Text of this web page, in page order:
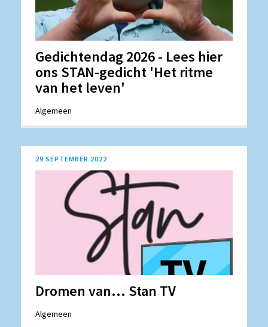
Gedichtendag 2026 - Lees hier
ons STAN-gedicht 'Het ritme
van het leven'
Algemeen
29 SEPTEMBER 2022
Dromen van... Stan TV
Algemeen